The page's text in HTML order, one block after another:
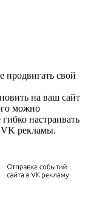
продвигать свой
на ваш сайт
можно
настраивать
VK рекламы.